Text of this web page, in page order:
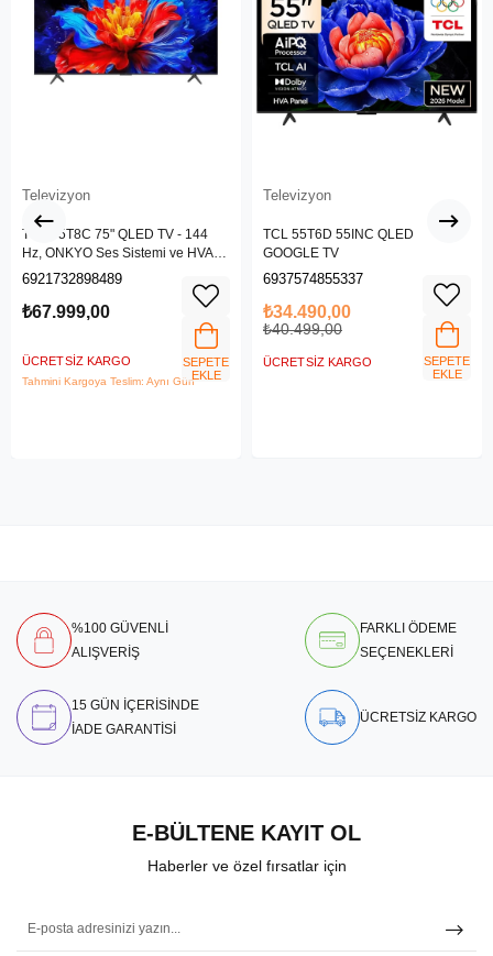
Televizyon
TCL 75T8C 75" QLED TV - 144
Hz, ONKYO Ses Sistemi ve HVA
Panel
6921732898489
₺67.999,00
ÜCRETSIZ KARGO
Tahmini Kargoya Teslim: Aynı Gün
SEPETE
EKLE
Televizyon
TCL 55T6D 55INC QLED
GOOGLE TV
6937574855337
₺34.490,00
₺40.499,00
ÜCRETSIZ KARGO
SEPETE
EKLE
%100 GÜVENLİ
ALIŞVERİŞ
FARKLI ÖDEME
SEÇENEKLERİ
15 GÜN İÇERİSİNDE
İADE GARANTİSİ
ÜCRETSİZ KARGO
E-BÜLTENE KAYIT OL
Haberler ve özel fırsatlar için